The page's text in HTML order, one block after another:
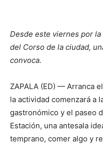
Desde este viernes por
del Corso de la ciudad,
convoca.
ZAPALA (ED) — Arranca
la actividad comenzará a
gastronómico y el paseo
Estación, una antesala
temprano, comer algo y